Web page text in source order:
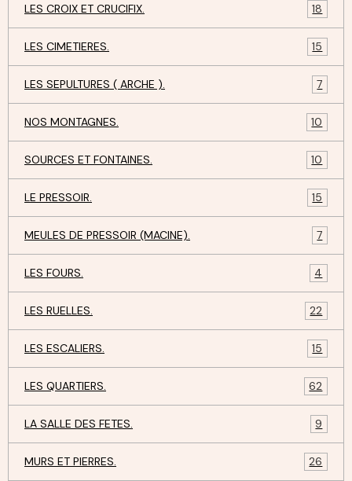
LES CROIX ET CRUCIFIX. 18
LES CIMETIERES. 15
LES SEPULTURES ( ARCHE ). 7
NOS MONTAGNES. 10
SOURCES ET FONTAINES. 10
LE PRESSOIR. 15
MEULES DE PRESSOIR (MACINE). 7
LES FOURS. 4
LES RUELLES. 22
LES ESCALIERS. 15
LES QUARTIERS. 62
LA SALLE DES FETES. 9
MURS ET PIERRES. 26